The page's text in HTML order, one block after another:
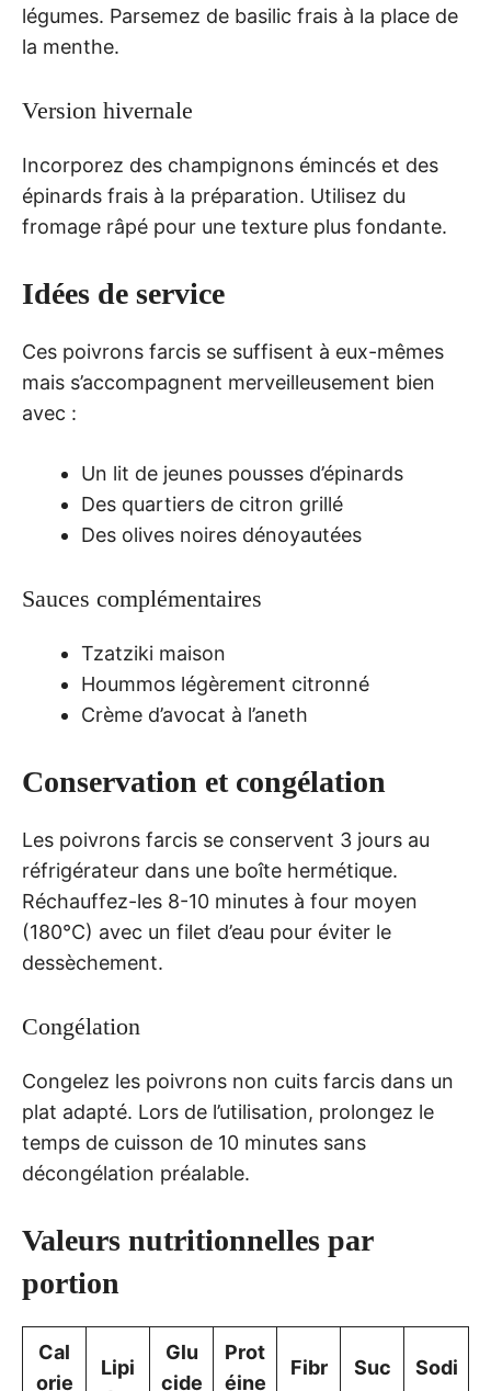
légumes. Parsemez de basilic frais à la place de
la menthe.
Version hivernale
Incorporez des champignons émincés et des
épinards frais à la préparation. Utilisez du
fromage râpé pour une texture plus fondante.
Idées de service
Ces poivrons farcis se suffisent à eux-mêmes
mais s’accompagnent merveilleusement bien
avec :
Un lit de jeunes pousses d’épinards
Des quartiers de citron grillé
Des olives noires dénoyautées
Sauces complémentaires
Tzatziki maison
Hoummos légèrement citronné
Crème d’avocat à l’aneth
Conservation et congélation
Les poivrons farcis se conservent 3 jours au
réfrigérateur dans une boîte hermétique.
Réchauffez-les 8-10 minutes à four moyen
(180°C) avec un filet d’eau pour éviter le
dessèchement.
Congélation
Congelez les poivrons non cuits farcis dans un
plat adapté. Lors de l’utilisation, prolongez le
temps de cuisson de 10 minutes sans
décongélation préalable.
Valeurs nutritionnelles par
portion
Cal
orie
Lipi
Glu
cide
Prot
éine
Fibr
Suc
Sodi